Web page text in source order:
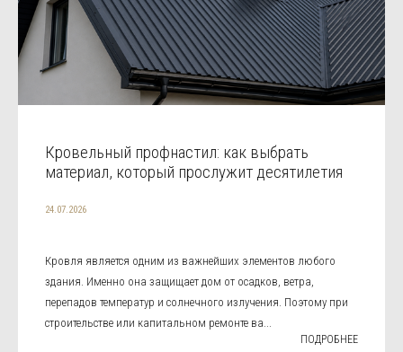
Кровельный профнастил: как выбрать
материал, который прослужит десятилетия
24.07.2026
Кровля является одним из важнейших элементов любого
здания. Именно она защищает дом от осадков, ветра,
перепадов температур и солнечного излучения. Поэтому при
строительстве или капитальном ремонте ва...
ПОДРОБНЕЕ